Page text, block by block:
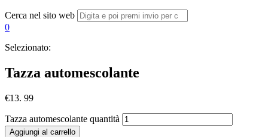
Cerca nel sito web
0
Selezionato:
Tazza automescolante
€13. 99
Tazza automescolante quantità
Aggiungi al carrello